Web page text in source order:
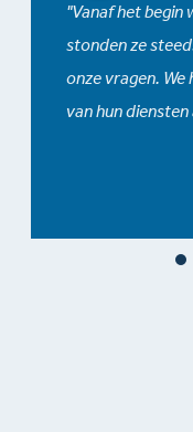
Vanaf het begin
stonden ze
onze vragen.
van hun diensten